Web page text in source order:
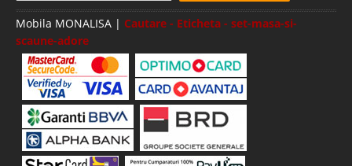
Mobila MONALISA | Cautare - Eticheta - set-masa-si-
scaune-adore